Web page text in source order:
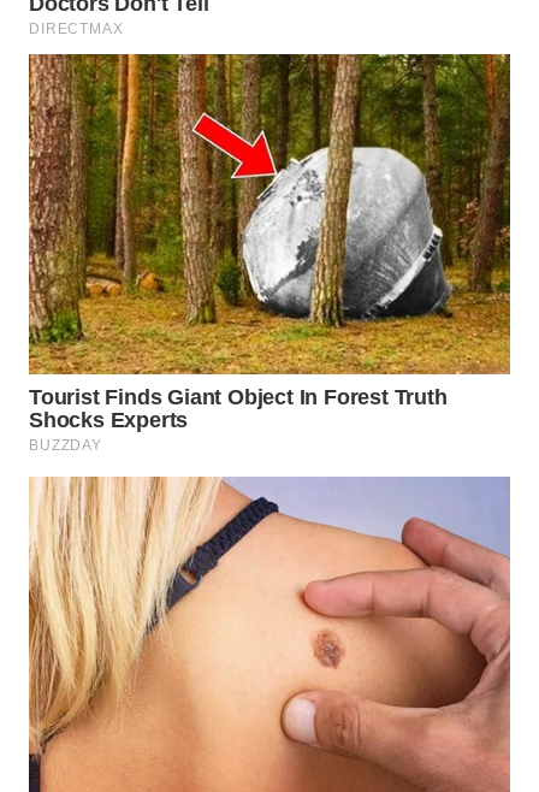
WAHANA
LISTRIK
WAHANA
TRAVEL
WAHANA
TV
WAHANANEWS
ID
WAHANANEWS
CO ID
WAHANANEWS
NET
WAHANA
SPORT
WAHANA
UMKM
WAHANA